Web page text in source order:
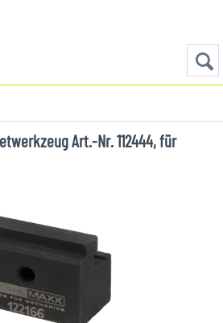
Art.-Nr. 112444, für